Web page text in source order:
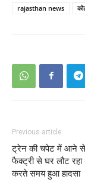
rajasthan news
Previous article
ट्रेन की चपेट में आने से
फैक्ट्री से घर लौट रहा
करते समय हुआ हादसा